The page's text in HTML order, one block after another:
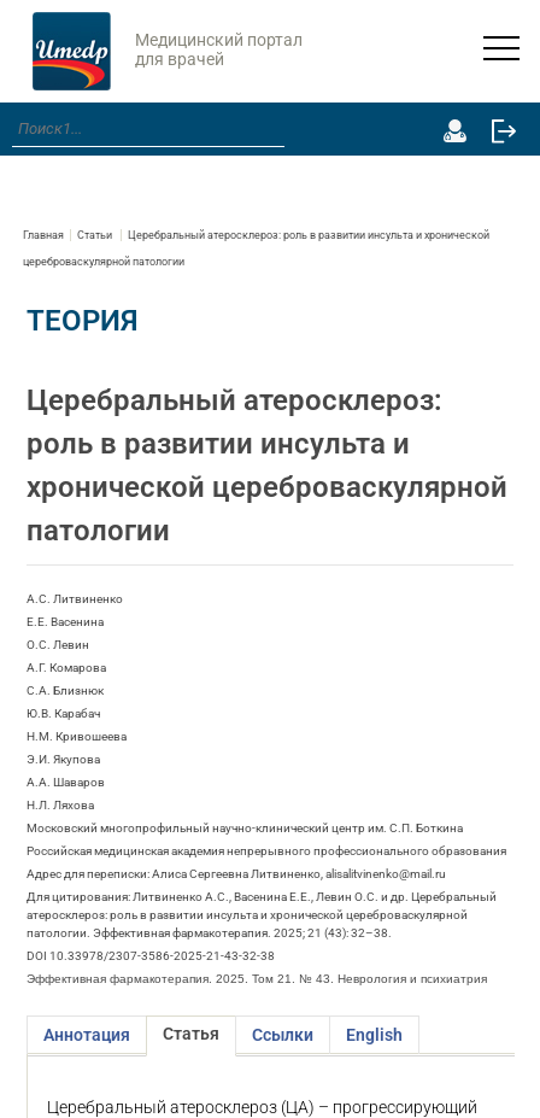
Медицинский портал
для врачей
Главная Статьи Церебральный атеросклероз: роль в развитии инсульта и хронической
цереброваскулярной патологии
ТЕОРИЯ
Церебральный атеросклероз:
роль в развитии инсульта и
хронической цереброваскулярной
патологии
А.С. Литвиненко
Е.Е. Васенина
О.С. Левин
А.Г. Комарова
С.А. Близнюк
Ю.В. Карабач
Н.М. Кривошеева
Э.И. Якупова
А.А. Шаваров
Н.Л. Ляхова
Московский многопрофильный научно-клинический центр им. С.П. Боткина
Российская медицинская академия непрерывного профессионального образования
Адрес для переписки: Алиса Сергеевна Литвиненко, alisalitvinenko@mail.ru
Для цитирования: Литвиненко А.С., Васенина Е.Е., Левин О.С. и др. Церебральный
атеросклероз: роль в развитии инсульта и хронической цереброваскулярной
патологии. Эффективная фармакотерапия. 2025; 21 (43): 32–38.
DOI 10.33978/2307-3586-2025-21-43-32-38
Эффективная фармакотерапия. 2025. Том 21. № 43. Неврология и психиатрия
Аннотация Статья Ссылки English
Церебральный атеросклероз (ЦА) – прогрессирующий